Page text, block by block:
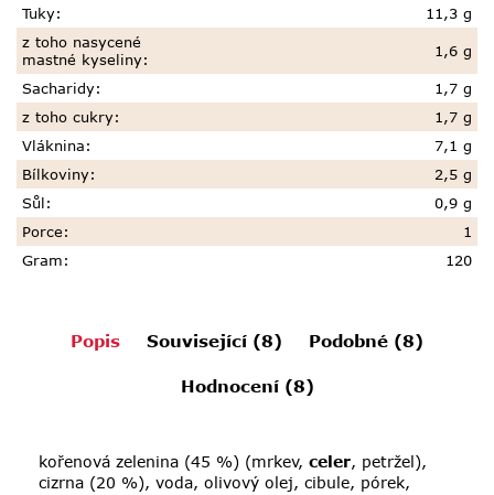
Tuky:
11,3 g
z toho nasycené
mastné kyseliny: 1,6 g
Sacharidy:
1,7 g
z toho cukry:
1,7 g
Vláknina:
7,1 g
Bílkoviny:
2,5 g
Sůl:
0,9 g
Porce:
1
Gram: 120
Popis Související (8) Podobné (8)
Hodnocení (8)
kořenová zelenina (45 %) (mrkev, celer, petržel),
cizrna (20 %), voda, olivový olej, cibule, pórek,